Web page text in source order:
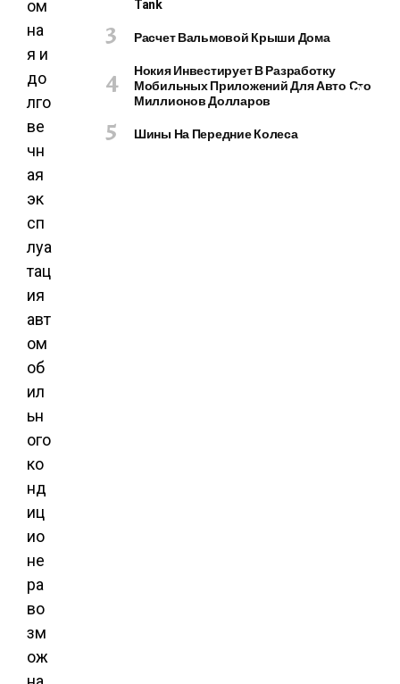
Ю
ом
на
я и
до
лго
ве
чн
ая
эк
сп
луа
тац
ия
авт
ом
об
ил
ьн
ого
ко
нд
иц
ио
не
ра
во
зм
ож
Tank
Расчет Вальмовой Крыши Дома
Нокия Инвестирует В Разработку
Мобильных Приложений Для Авто Сто
Миллионов Долларов
Шины На Передние Колеса